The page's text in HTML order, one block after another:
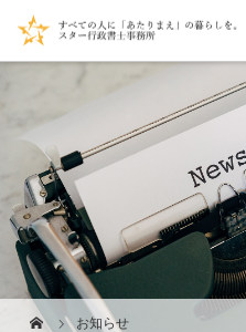
お知らせ